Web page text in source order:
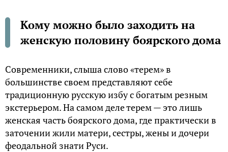
Кому можно было заходить на
женскую половину боярского дома
Современники, слыша слово «терем» в
большинстве своем представляют себе
традиционную русскую избу с богатым резным
экстерьером. На самом деле терем — это лишь
женская часть боярского дома, где практически в
заточении жили матери, сестры, жены и дочери
феодальной знати Руси.